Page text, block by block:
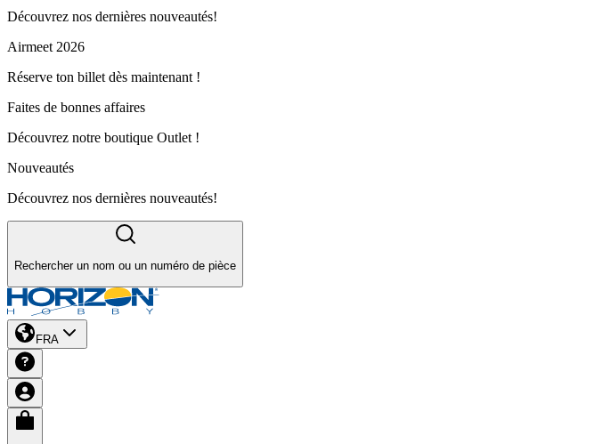
Découvrez nos dernières nouveautés!
Airmeet 2026
Réserve ton billet dès maintenant !
Faites de bonnes affaires
Découvrez notre boutique Outlet !
Nouveautés
Découvrez nos dernières nouveautés!
Rechercher un nom ou un numéro de pièce
FRA